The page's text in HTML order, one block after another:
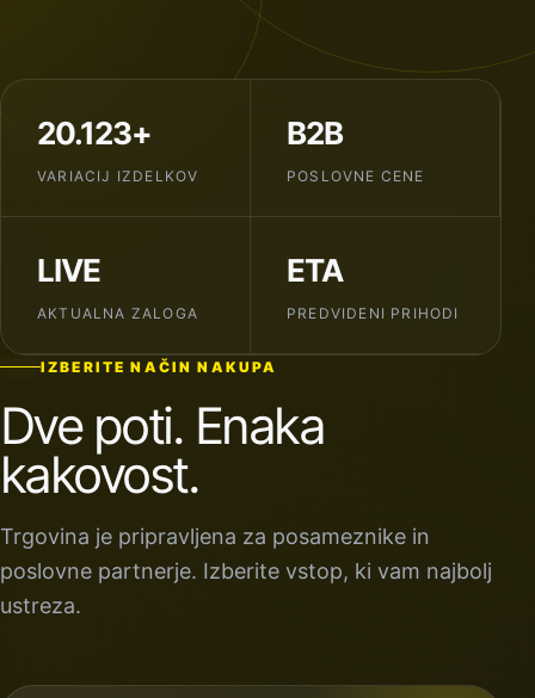
20.123+
VARIACIJ IZDELKOV
B2B
POSLOVNE CENE
LIVE
AKTUALNA ZALOGA
ETA
PREDVIDENI PRIHODI
IZBERITE NAČIN NAKUPA
Dve poti. Enaka
kakovost.
Trgovina je pripravljena za posameznike in
poslovne partnerje. Izberite vstop, ki vam najbolj
ustreza.